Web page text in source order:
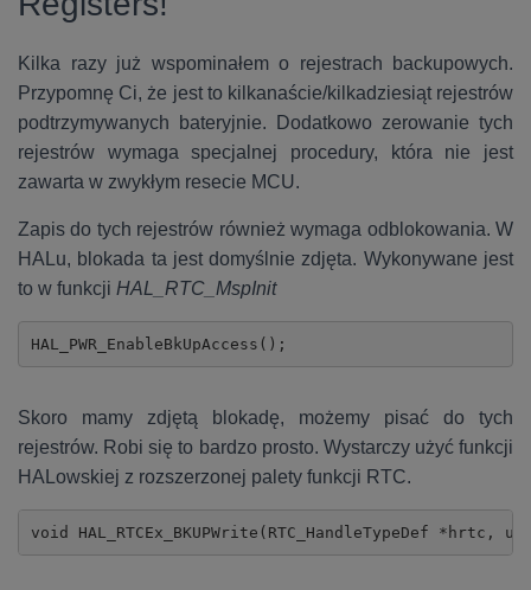
Kilka razy już wspominałem o rejestrach backupowych.
Przypomnę Ci, że jest to kilkanaście/kilkadziesiąt rejestrów
podtrzymywanych bateryjnie. Dodatkowo zerowanie tych
rejestrów wymaga specjalnej procedury, która nie jest
zawarta w zwykłym resecie MCU.
Zapis do tych rejestrów również wymaga odblokowania. W
HALu, blokada ta jest domyślnie zdjęta. Wykonywane jest
to w funkcji HAL_RTC_MspInit
Skoro mamy zdjętą blokadę, możemy pisać do tych
rejestrów. Robi się to bardzo prosto. Wystarczy użyć funkcji
HALowskiej z rozszerzonej palety funkcji RTC.
void HAL_RTCEx_BKUPWrite(RTC_HandleTypeDef